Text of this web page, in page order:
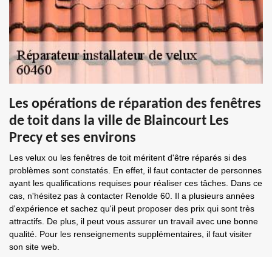
Les opérations de réparation des fenêtres
de toit dans la ville de Blaincourt Les
Precy et ses environs
Les velux ou les fenêtres de toit méritent d'être réparés si des
problèmes sont constatés. En effet, il faut contacter de personnes
ayant les qualifications requises pour réaliser ces tâches. Dans ce
cas, n'hésitez pas à contacter Renolde 60. Il a plusieurs années
d'expérience et sachez qu'il peut proposer des prix qui sont très
attractifs. De plus, il peut vous assurer un travail avec une bonne
qualité. Pour les renseignements supplémentaires, il faut visiter
son site web.